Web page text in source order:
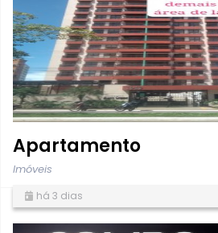
Apartamento
Imóveis
há 3 dias